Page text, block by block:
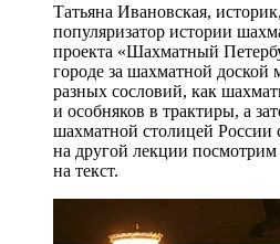
Татьяна Ивановская,
популяризатор истории
проекта «Шахматный
городе за шахматной доской
разных сословий, как
и особняков в трактиры, а
шахматной столицей России
на другой лекции
на текст.